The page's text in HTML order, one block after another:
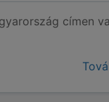
címen